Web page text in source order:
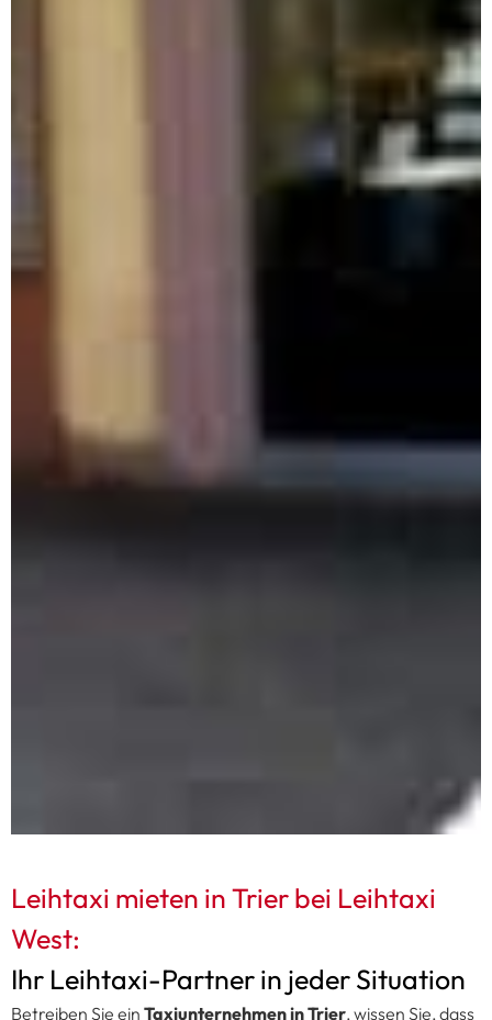
Leihtaxi mieten in Trier bei Leihtaxi
West:
Ihr Leihtaxi-Partner in jeder Situation
Betreiben Sie ein Taxiunternehmen in Trier, wissen Sie, dass